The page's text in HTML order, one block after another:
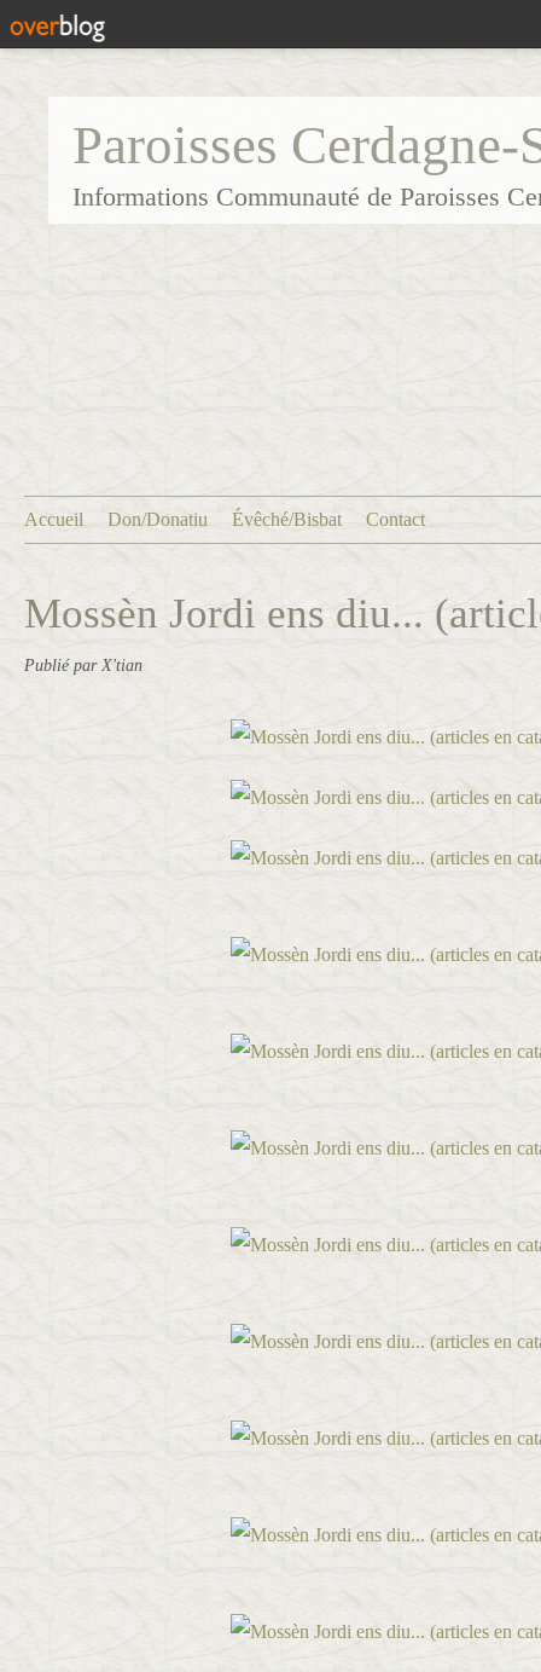
Paroisses
Informations Communauté de Paroisses
Accueil Don/Donatiu Évêché/Bisbat Contact
Mossèn Jordi ens diu...
Publié par X'tian